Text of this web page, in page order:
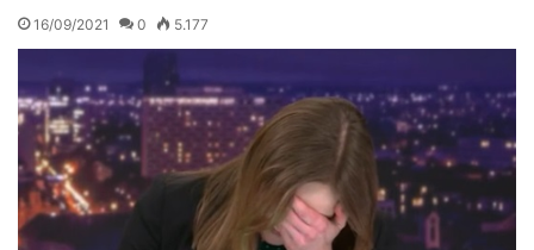
16/09/2021 0 5.177